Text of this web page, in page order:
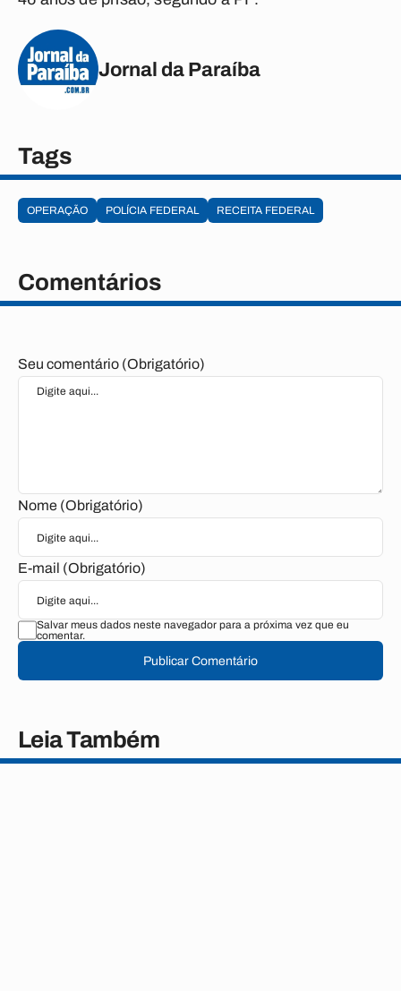
Jornal da Paraíba
Tags
OPERAÇÃO POLÍCIA FEDERAL RECEITA FEDERAL
Comentários
Seu comentário (Obrigatório)
Nome (Obrigatório)
E-mail (Obrigatório)
Salvar meus dados neste navegador para a próxima vez que eu
comentar.
Publicar Comentário
Leia Também